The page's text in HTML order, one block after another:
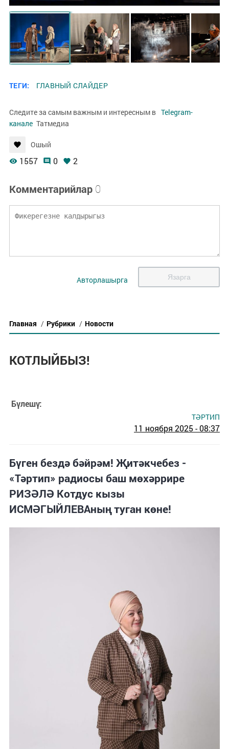
ТЕГИ: ГЛАВНЫЙ СЛАЙДЕР
Следите за самым важным и интересным в Telegram-
канале Татмедиа
Ошый
1557 0 2
Комментарийлар 0
Авторлашырга Язарга
Главная / Рубрики / Новости
КОТЛЫЙБЫЗ!
Бүлешү:
ТӘРТИП
11 ноября 2025 - 08:37
Бүген бездә бәйрәм! Җитәкчебез -
«Тәртип» радиосы баш мөхәррире
РИЗӘЛӘ Котдус кызы
ИСМӘГЫЙЛЕВАның туган көне!